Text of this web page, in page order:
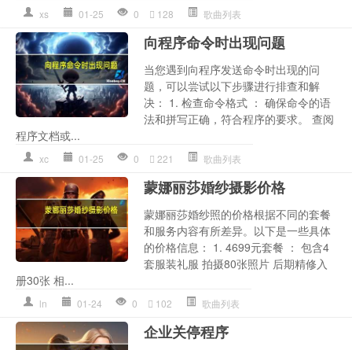
xs 01-25 0 128 歌曲列表
向程序命令时出现问题
当您遇到向程序发送命令时出现的问
题，可以尝试以下步骤进行排查和解
决： 1. 检查命令格式 ： 确保命令的语
法和拼写正确，符合程序的要求。 查阅
程序文档或...
xc 01-25 0 221 歌曲列表
蒙娜丽莎婚纱摄影价格
蒙娜丽莎婚纱照的价格根据不同的套餐
和服务内容有所差异。以下是一些具体
的价格信息： 1. 4699元套餐 ： 包含4
套服装礼服 拍摄80张照片 后期精修入
册30张 相...
ln 01-24 0 102 歌曲列表
企业关停程序